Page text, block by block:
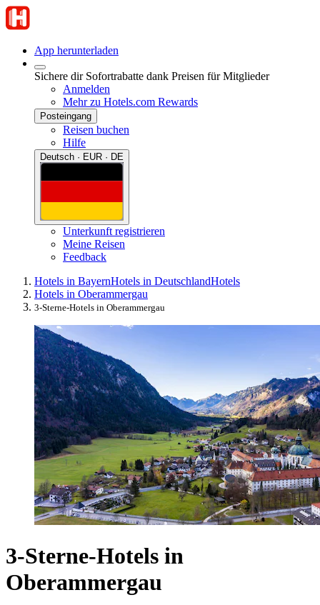
App herunterladen
Sichere dir Sofortrabatte dank Preisen für Mitglieder
Anmelden
Mehr zu Hotels.com Rewards
Posteingang
Reisen buchen
Hilfe
Deutsch · EUR · DE
Unterkunft registrieren
Meine Reisen
Feedback
Hotels in BayernHotels in DeutschlandHotels
Hotels in Oberammergau
3-Sterne-Hotels in Oberammergau
3-Sterne-Hotels in
Oberammergau